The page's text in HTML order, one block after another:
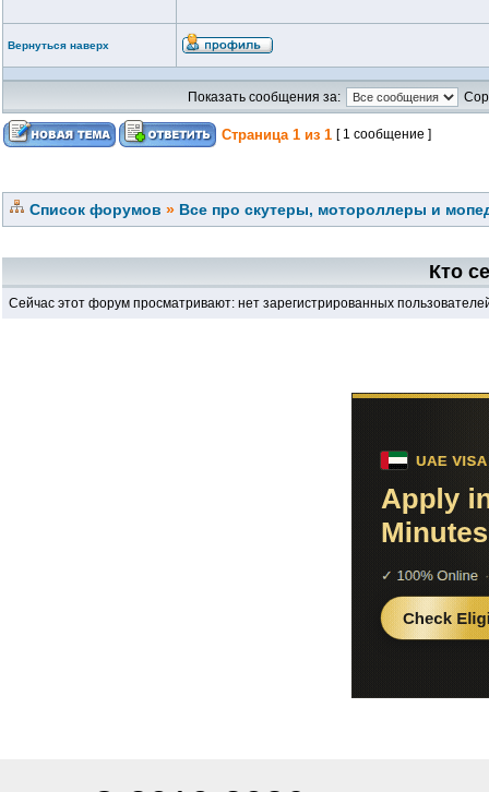
Вернуться наверх
Показать сообщения за:
Страница 1 из 1 [ 1 сообщение ]
Список форумов » Все про скутеры, мотороллеры и
Кто
Сейчас этот форум просматривают: нет зарегистрированных